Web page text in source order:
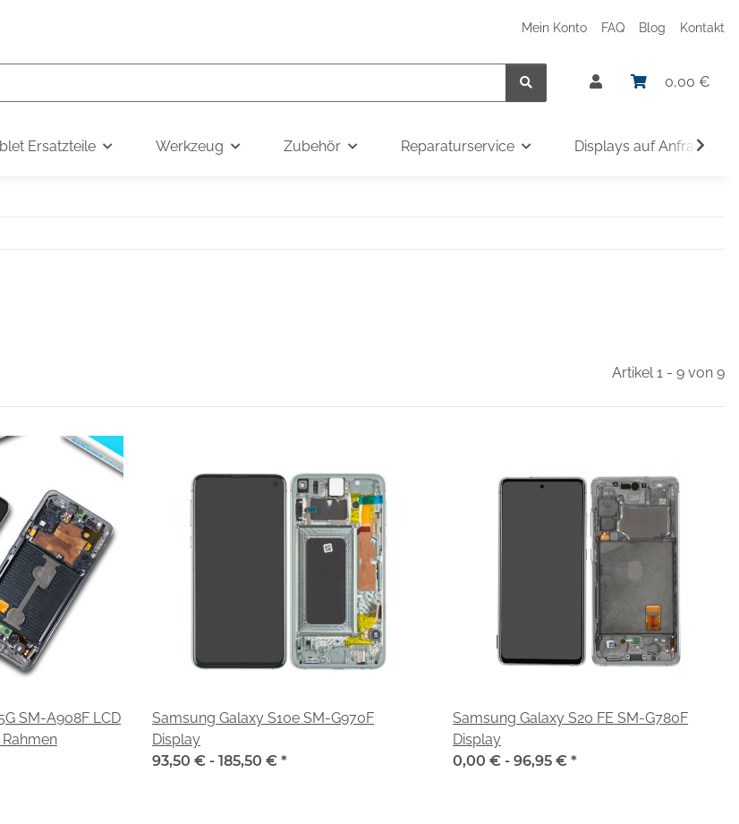
Mein Konto FAQ Blog Kontakt
0,00 €
Ersatzteile Werkzeug Zubehör Reparaturservice Displays auf Anfrage
Artikel 1 - 9 von 9
SM-A908F LCD
Samsung Galaxy S10e SM-G970F
Display
93,50 € - 185,50 € *
Samsung Galaxy S20 FE SM-G780F
Display
0,00 € - 96,95 € *